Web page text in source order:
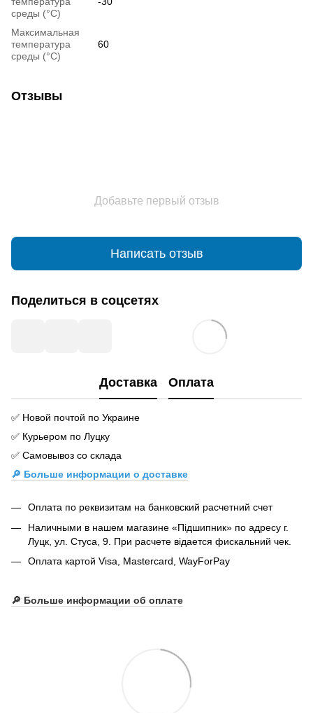
среды (°C)
Максимальная
температура
среды (°C)
60
Отзывы
Добавьте первый отзыв
Написать отзыв
Поделиться в соцсетях
Доставка Оплата
✅ Новой почтой по Украине
✅ Курьером по Луцку
✅ Самовывоз со склада
🔎 Больше информации о доставке
Оплата по реквизитам на банковский расчетний счет
Наличными в нашем магазине «Підшипник» по адресу г.
Луцк, ул. Стуса, 9. При расчете відается фискальний чек.
Оплата картой Visa, Mastercard, WayForPay
🔎 Больше информации об оплате